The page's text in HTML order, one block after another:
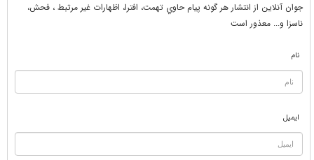
جوان آنلاين از انتشار هر گونه پيام حاوي تهمت، افترا، اظهارات غير مرتبط ، فحش،
ناسزا و... معذور است
نام
ایمیل